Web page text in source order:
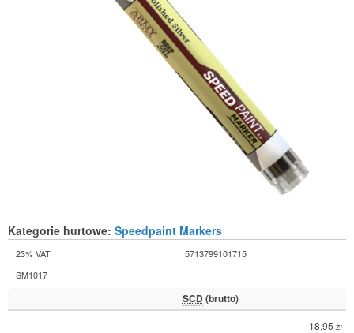
Kategorie hurtowe: Speedpaint Markers
23% VAT
5713799101715
SM1017
SCD (brutto)
18,95 zł